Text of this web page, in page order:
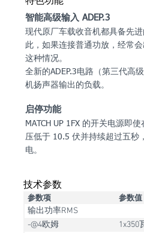
智能高级输入 ADEP.3
现代原厂车载收音机都具备先
此，如果连接普通功放，经常
这种情况。
全新的ADEP.3电路（第三代高
机扬声器输出的负载。
启停功能
MATCH UP 1FX 的开关电源即
压低于 10.5 伏并持续超过五秒
电。
技术参数
参数项 参数值
输出功率RMS
-@4欧姆
1x350